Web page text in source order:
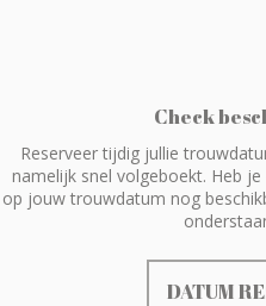
Check
Reserveer tijdig jullie
namelijk snel volgeboekt. Heb
op jouw trouwdatum nog
DATUM